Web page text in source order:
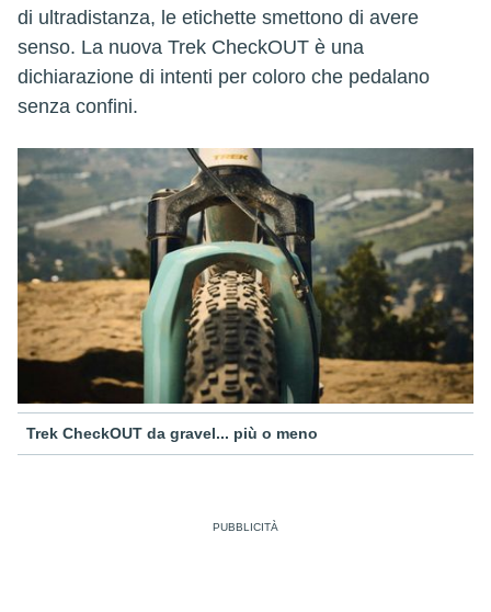
di ultradistanza, le etichette smettono di avere
senso. La nuova Trek CheckOUT è una
dichiarazione di intenti per coloro che pedalano
senza confini.
Trek CheckOUT da gravel... più o meno